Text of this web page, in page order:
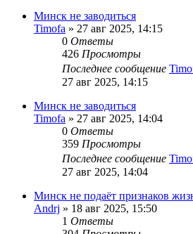
Минск не заводиться
Timofa » 27 авг 2025, 14:15
0 Ответы
426 Просмотры
Последнее сообщение
27 авг 2025, 14:15
Минск не заводиться
Timofa » 27 авг 2025, 14:04
0 Ответы
359 Просмотры
Последнее сообщение
27 авг 2025, 14:04
Минск не подаёт признаков
Andrj » 18 авг 2025, 15:50
1 Ответы